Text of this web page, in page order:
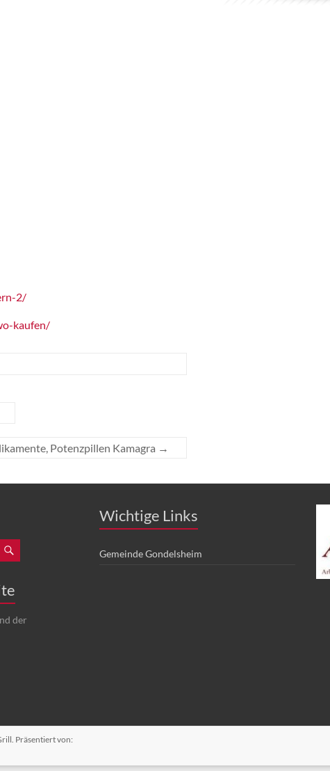
2/
kaufen/
Potenzpillen Kamagra →
der
Wichtige Links
Gemeinde Gondelsheim
Präsentiert von: